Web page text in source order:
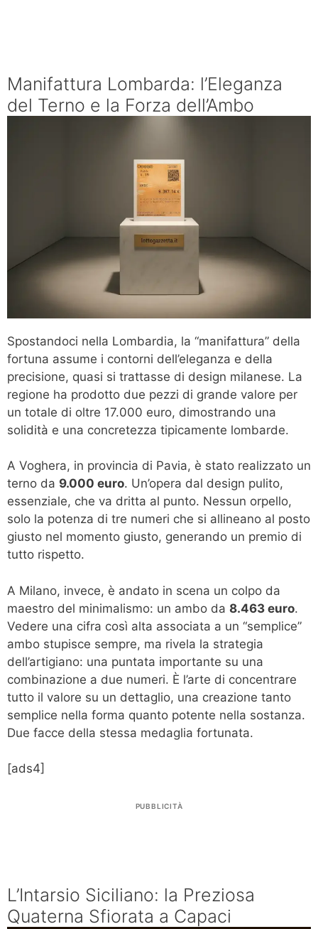
Manifattura Lombarda: l’Eleganza
del Terno e la Forza dell’Ambo
Spostandoci nella Lombardia, la “manifattura” della
fortuna assume i contorni dell’eleganza e della
precisione, quasi si trattasse di design milanese. La
regione ha prodotto due pezzi di grande valore per
un totale di oltre 17.000 euro, dimostrando una
solidità e una concretezza tipicamente lombarde.
A Voghera, in provincia di Pavia, è stato realizzato un
terno da 9.000 euro. Un’opera dal design pulito,
essenziale, che va dritta al punto. Nessun orpello,
solo la potenza di tre numeri che si allineano al posto
giusto nel momento giusto, generando un premio di
tutto rispetto.
A Milano, invece, è andato in scena un colpo da
maestro del minimalismo: un ambo da 8.463 euro.
Vedere una cifra così alta associata a un “semplice”
ambo stupisce sempre, ma rivela la strategia
dell’artigiano: una puntata importante su una
combinazione a due numeri. È l’arte di concentrare
tutto il valore su un dettaglio, una creazione tanto
semplice nella forma quanto potente nella sostanza.
Due facce della stessa medaglia fortunata.
[ads4]
PUBBLICITÀ
L’Intarsio Siciliano: la Preziosa
Quaterna Sfiorata a Capaci